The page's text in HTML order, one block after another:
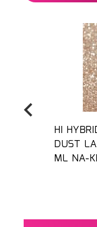
HI
DUST
ML NA-